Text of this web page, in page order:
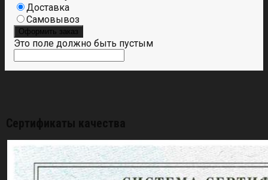
Доставка
Самовывоз
Оформить заказ
Это поле должно быть пустым
Сертификаты качества